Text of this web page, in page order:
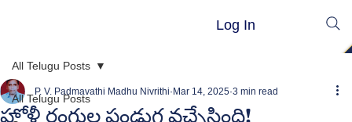
Log In
All Telugu Posts
All Telugu Posts
P. V. Padmavathi Madhu Nivrithi Mar 14, 2025 3 min read